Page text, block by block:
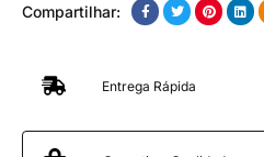
Compartilhar:
Entrega Rápida